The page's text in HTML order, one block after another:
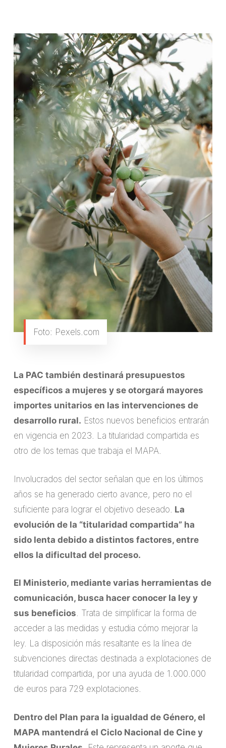
Foto: Pexels.com
La PAC también destinará presupuestos
específicos a mujeres y se otorgará mayores
importes unitarios en las intervenciones de
desarrollo rural. Estos nuevos beneficios entrarán
en vigencia en 2023. La titularidad compartida es
otro de los temas que trabaja el MAPA.
Involucrados del sector señalan que en los últimos
años se ha generado cierto avance, pero no el
suficiente para lograr el objetivo deseado. La
evolución de la “titularidad compartida” ha
sido lenta debido a distintos factores, entre
ellos la dificultad del proceso.
El Ministerio, mediante varias herramientas de
comunicación, busca hacer conocer la ley y
sus beneficios. Trata de simplificar la forma de
acceder a las medidas y estudia cómo mejorar la
ley. La disposición más resaltante es la línea de
subvenciones directas destinada a explotaciones de
titularidad compartida, por una ayuda de 1.000.000
de euros para 729 explotaciones.
Dentro del Plan para la igualdad de Género, el
MAPA mantendrá el Ciclo Nacional de Cine y